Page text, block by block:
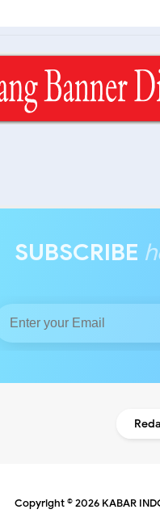
SUBSCRIBE
Copyright ©2026 KABAR